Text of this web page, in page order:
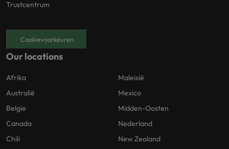
Trustcentrum
Cookievoorkeuren
Our locations
Afrika
Australië
Belgie
Canada
Chili
Maleisië
Mexico
Midden-Oosten
Nederland
New Zealand